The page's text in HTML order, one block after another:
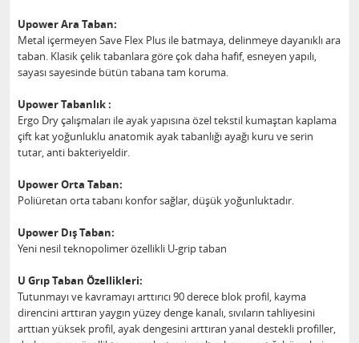
Upower Ara Taban:
Metal içermeyen Save Flex Plus ile batmaya, delinmeye dayanıklı ara
taban. Klasik çelik tabanlara göre çok daha hafif, esneyen yapılı,
sayası sayesinde bütün tabana tam koruma.
Upower Tabanlık :
Ergo Dry çalışmaları ile ayak yapısına özel tekstil kumaştan kaplama
çift kat yoğunluklu anatomik ayak tabanlığı ayağı kuru ve serin
tutar, anti bakteriyeldir.
Upower Orta Taban:
Poliüretan orta tabanı konfor sağlar, düşük yoğunluktadır.
Upower Dış Taban:
Yeni nesil teknopolimer özellikli U-grip taban
U Grıp Taban Özellikleri:
Tutunmayı ve kavramayı arttırıcı 90 derece blok profil, kayma
direncini arttıran yaygın yüzey denge kanalı, sıvıların tahliyesini
arttıan yüksek profil, ayak dengesini arttıran yanal destekli profiller,